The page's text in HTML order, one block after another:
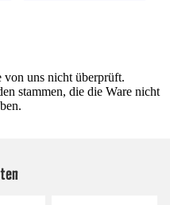
uns nicht überprüft.
stammen, die die Ware nicht